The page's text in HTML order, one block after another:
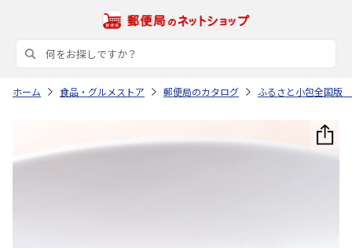
ホーム 食品・グルメストア 郵便局のカタログ ふるさと小包全国版